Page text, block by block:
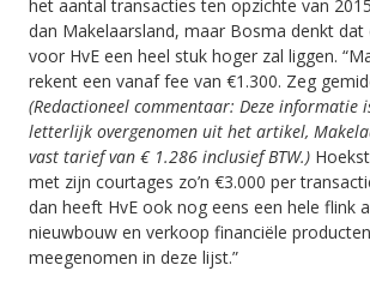
het aantal transacties ten opzichte van
dan Makelaarsland, maar Bosma denkt
voor HvE een heel stuk hoger zal liggen.
rekent een vanaf fee van €1.300. Zeg
(Redactioneel commentaar: Deze informatie
letterlijk overgenomen uit het artikel,
vast tarief van € 1.286 inclusief BTW.)
met zijn courtages zo’n €3.000 per
dan heeft HvE ook nog eens een hele flink
nieuwbouw en verkoop financiële
meegenomen in deze lijst.”